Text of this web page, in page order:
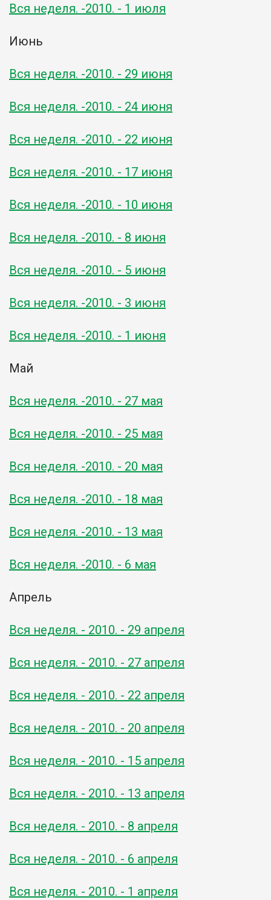
Вся неделя. -2010. - 1 июля
Июнь
Вся неделя. -2010. - 29 июня
Вся неделя. -2010. - 24 июня
Вся неделя. -2010. - 22 июня
Вся неделя. -2010. - 17 июня
Вся неделя. -2010. - 10 июня
Вся неделя. -2010. - 8 июня
Вся неделя. -2010. - 5 июня
Вся неделя. -2010. - 3 июня
Вся неделя. -2010. - 1 июня
Май
Вся неделя. -2010. - 27 мая
Вся неделя. -2010. - 25 мая
Вся неделя. -2010. - 20 мая
Вся неделя. -2010. - 18 мая
Вся неделя. -2010. - 13 мая
Вся неделя. -2010. - 6 мая
Апрель
Вся неделя. - 2010. - 29 апреля
Вся неделя. - 2010. - 27 апреля
Вся неделя. - 2010. - 22 апреля
Вся неделя. - 2010. - 20 апреля
Вся неделя. - 2010. - 15 апреля
Вся неделя. - 2010. - 13 апреля
Вся неделя. - 2010. - 8 апреля
Вся неделя. - 2010. - 6 апреля
Вся неделя. - 2010. - 1 апреля